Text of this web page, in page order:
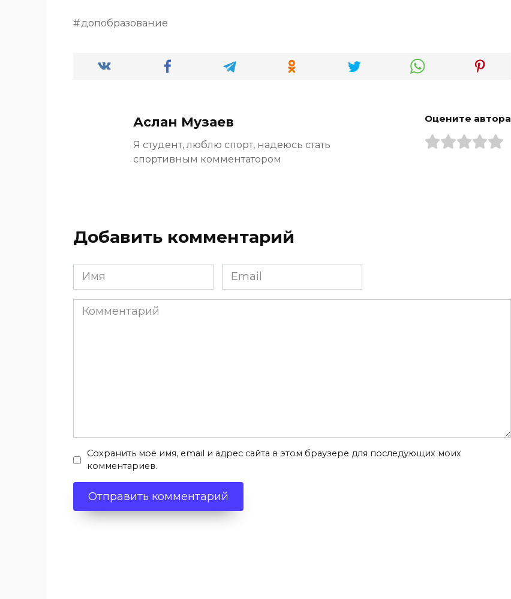
допобразование
Аслан Музаев
Я студент, люблю спорт, надеюсь стать
спортивным комментатором
Оцените автора
Добавить комментарий
Имя
*
Email
*
Комментарий
Сохранить моё имя, email и адрес сайта в этом браузере для последующих моих
комментариев.